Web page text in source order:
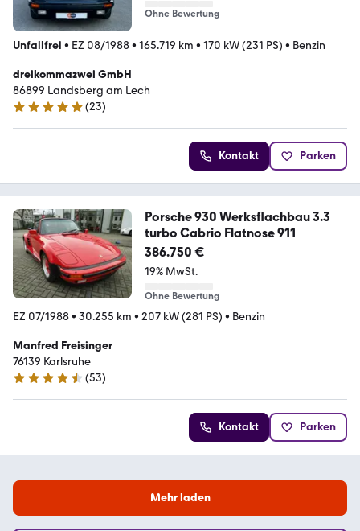
Ohne Bewertung
Unfallfrei • EZ 08/1988• 165.719 km • 170 kW (231 PS) • Benzin
dreikommazwei GmbH
86899 Landsberg am Lech
5 Sterne
(23)
Kontakt Parken
Porsche 930 Werksflachbau 3.3
turbo Cabrio Flatnose 911
386.750 €
19% MwSt.
Ohne Bewertung
EZ 07/1988• 30.255 km • 207 kW (281 PS) • Benzin
Manfred Freisinger
76139 Karlsruhe
4.3 Sterne
(53)
Kontakt Parken
Mehr laden